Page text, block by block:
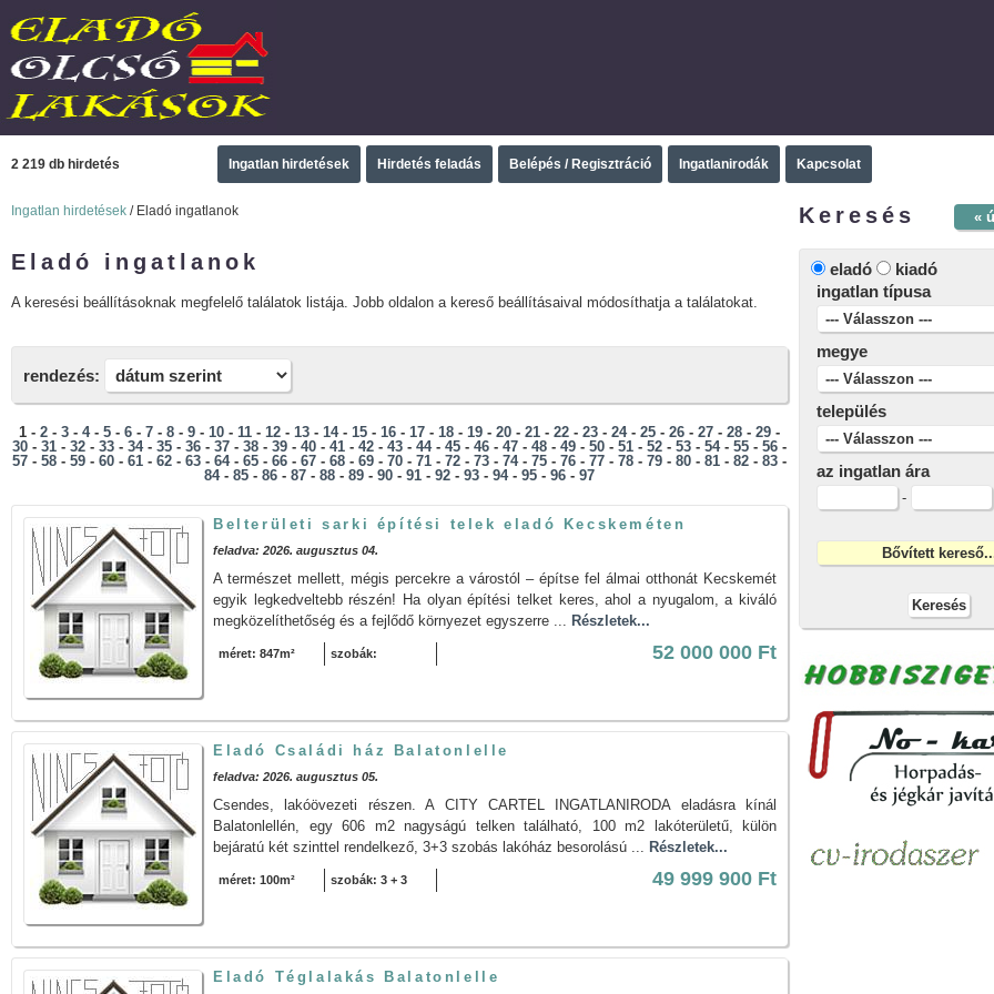
2 219 db hirdetés Ingatlan hirdetések Hirdetés feladás Belépés / Regisztráció Ingatlanirodák Kapcsolat
«
Keresés
eladó
kiadó
ingatlan típusa
megye
település
az ingatlan ára
-
Ingatlan hirdetések / Eladó ingatlanok
Eladó ingatlanok
A keresési beállításoknak megfelelő találatok listája. Jobb oldalon a kereső beállításaival módosíthatja a találatokat.
rendezés:
1 - 2 - 3 - 4- 5 - 6 - 7 - 8 - 9 - 10 - 11 - 12 - 13 - 14- 15 - 16 - 17 - 18 - 19 - 20 - 21 - 22 - 23 - 24- 25 - 26 - 27 - 28 - 29 -
30 - 31 - 32 - 33 - 34- 35 - 36 - 37 - 38 - 39 - 40 - 41 - 42 - 43 - 44- 45 - 46 - 47 - 48 - 49 - 50 - 51 - 52 - 53 - 54- 55 - 56 -
57 - 58 - 59 - 60 - 61 - 62 - 63 - 64- 65 - 66 - 67 - 68 - 69 - 70 - 71 - 72 - 73 - 74- 75 - 76 - 77 - 78 - 79 - 80 - 81 - 82 - 83 -
84- 85 - 86 - 87 - 88 - 89 - 90 - 91 - 92 - 93 - 94- 95 - 96 - 97
Belterületi sarki építési telek eladó Kecskeméten
feladva: 2026. augusztus 04.
A természet mellett, mégis percekre a várostól – építse fel álmai otthonát Kecskemét
egyik legkedveltebb részén! Ha olyan építési telket keres, ahol a nyugalom, a kiváló
megközelíthetőség és a fejlődő környezet egyszerre ... Részletek...
méret: 847m² szobák: 52 000 000 Ft
Eladó Családi ház Balatonlelle
feladva: 2026. augusztus 05.
Csendes, lakóövezeti részen. A CITY CARTEL INGATLANIRODA eladásra kínál
Balatonlellén, egy 606 m2 nagyságú telken található, 100 m2 lakóterületű, külön
bejáratú két szinttel rendelkező, 3+3 szobás lakóház besorolású ... Részletek...
méret: 100m² szobák: 3 + 3 49 999 900 Ft
Eladó Téglalakás Balatonlelle